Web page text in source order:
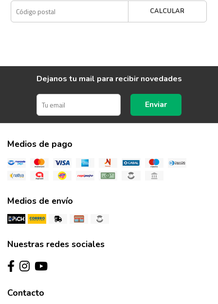
CALCULAR
Dejanos tu mail para recibir novedades
Enviar
Medios de pago
Medios de envío
Nuestras redes sociales
Contacto